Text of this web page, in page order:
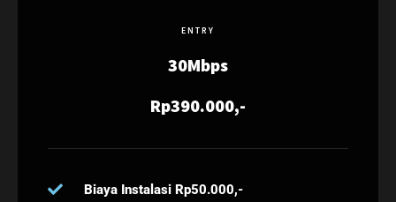
ENTRY
30Mbps
Rp390.000,-
Biaya Instalasi Rp50.000,-